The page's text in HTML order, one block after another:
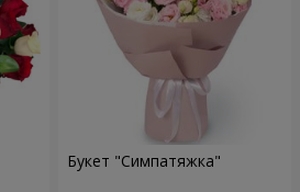
Букет "Симпатяжка"